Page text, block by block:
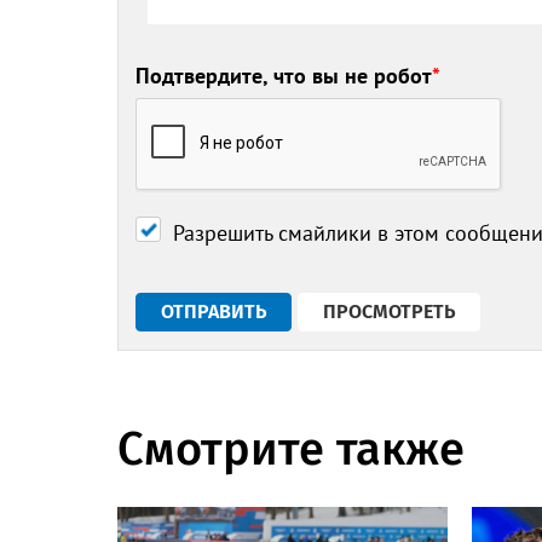
Подтвердите, что вы не робот*
Разрешить смайлики в этом
Смотрите также